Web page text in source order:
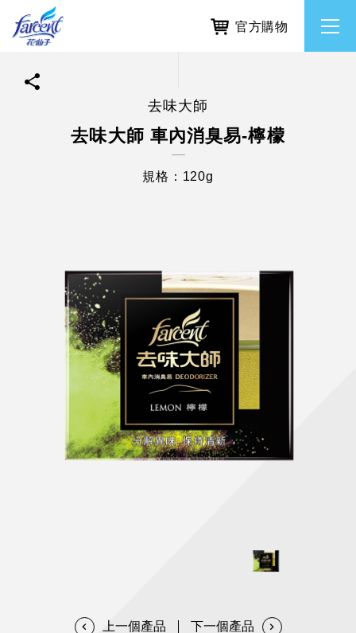
使命與核心價值
經營團隊
除濕防霉
居家清潔洗劑
天然清潔洗劑
居家打掃工具
防蚊驅蟲
利害關係人互動與經營
透過各種型態及管道與利害關係人建立友善溝通平台
重大訊息
股東會相關重要事項與發佈
常見問題
協助解決您對產品的疑問
官方購物
去味大師
去味大師 車內消臭易-檸檬
規格：120g